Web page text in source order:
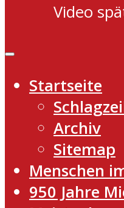
Video
Startseite
Archiv
Sitemap
Menschen
950 Jahre